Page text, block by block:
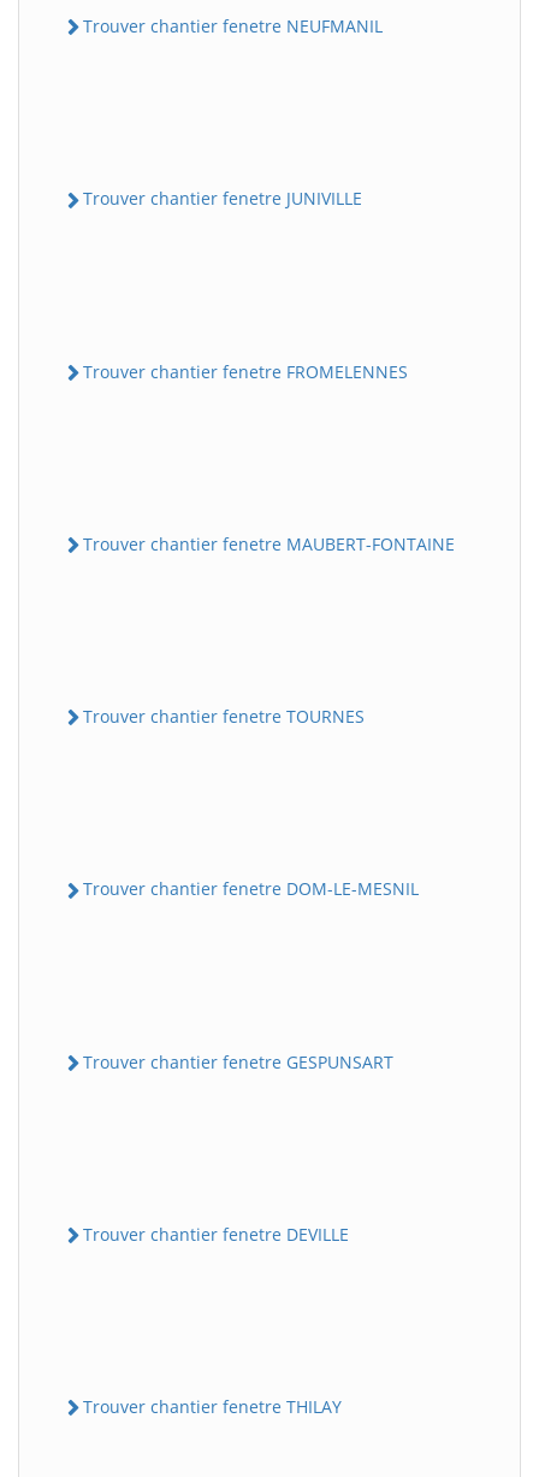
Trouver chantier fenetre NEUFMANIL
Trouver chantier fenetre JUNIVILLE
Trouver chantier fenetre FROMELENNES
Trouver chantier fenetre MAUBERT-FONTAINE
Trouver chantier fenetre TOURNES
Trouver chantier fenetre DOM-LE-MESNIL
Trouver chantier fenetre GESPUNSART
Trouver chantier fenetre DEVILLE
Trouver chantier fenetre THILAY